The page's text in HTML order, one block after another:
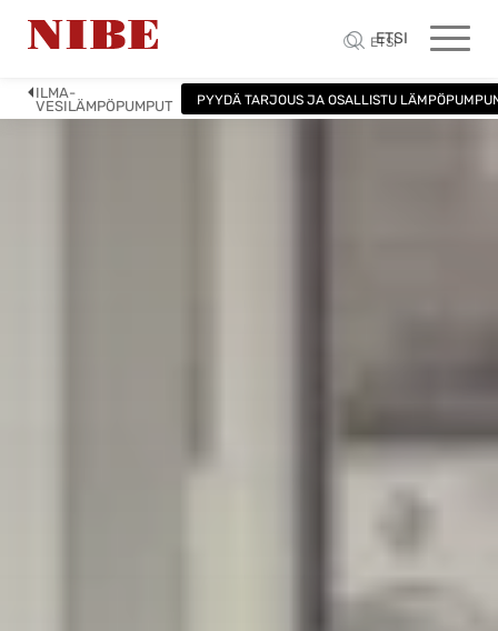
ETSI
ETSI
ILMA-
VESILÄMPÖPUMPUT
PYYDÄ TARJOUS JA OSALLISTU